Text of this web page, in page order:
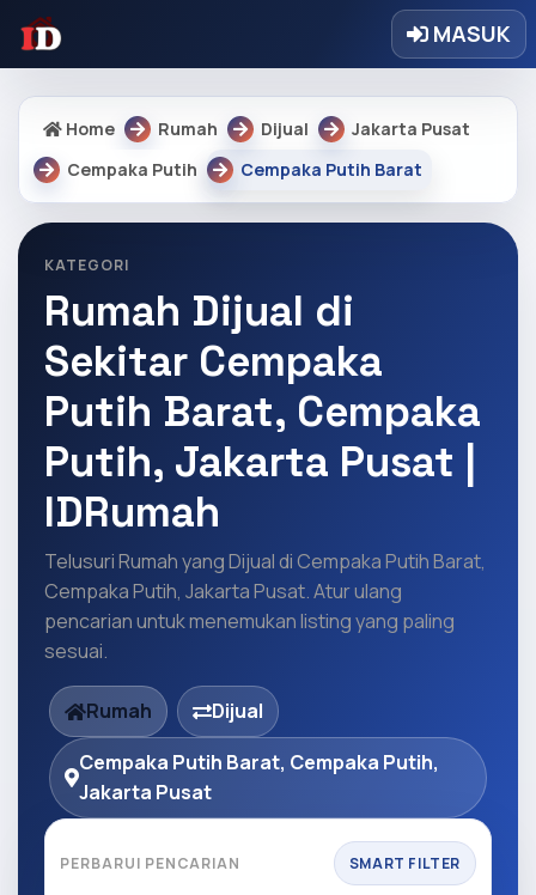
MASUK
Home Rumah Dijual
Jakarta Pusat
Cempaka Putih
Cempaka Putih Barat
KATEGORI
Rumah Dijual di
Sekitar Cempaka
Putih Barat, Cempaka
Putih, Jakarta Pusat |
IDRumah
Telusuri Rumah yang Dijual di Cempaka Putih Barat,
Cempaka Putih, Jakarta Pusat. Atur ulang
pencarian untuk menemukan listing yang paling
sesuai.
Rumah
Dijual
Cempaka Putih Barat, Cempaka Putih,
Jakarta Pusat
PERBARUI PENCARIAN SMART FILTER